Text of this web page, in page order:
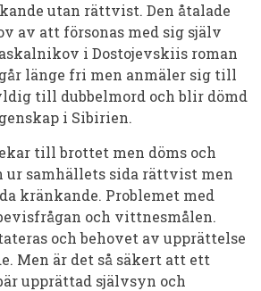
utan rättvist. Den åtalade
av att försonas med sig själv
i Dostojevskiis roman
länge fri men anmäler sig till
till dubbelmord och blir dömd
i Sibirien.
till brottet men döms och
ur samhällets sida rättvist men
kränkande. Problemet med
och vittnesmålen.
och behovet av upprättelse
Men är det så säkert att ett
upprättad självsyn och